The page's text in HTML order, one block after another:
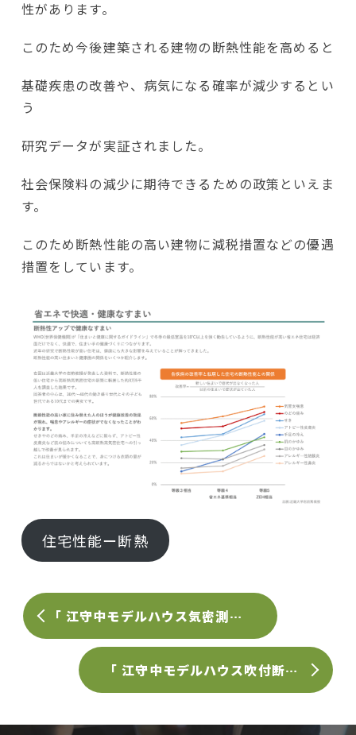
性があります。
このため今後建築される建物の断熱性能を高めると
基礎疾患の改善や、病気になる確率が減少するとい
う
研究データが実証されました。
社会保険料の減少に期待できるための政策といえま
す。
このため断熱性能の高い建物に減税措置などの優遇
措置をしています。
住宅性能ー断熱
「 江守中モデルハウス気密測定結果 ：結果が出ました」
「 江守中モデルハウス吹付断熱工事：最高気密への挑戦 」